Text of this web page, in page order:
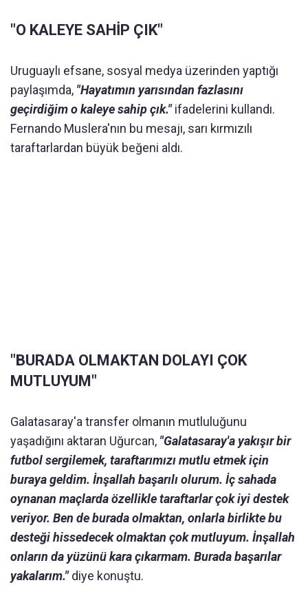
"O KALEYE SAHİP ÇIK"
Uruguaylı efsane, sosyal medya üzerinden yaptığı
paylaşımda, "Hayatımın yarısından fazlasını
geçirdiğim o kaleye sahip çık."ifadelerini kullandı.
Fernando Muslera'nın bu mesajı, sarı kırmızılı
taraftarlardan büyük beğeni aldı.
"BURADA OLMAKTAN DOLAYI ÇOK
MUTLUYUM"
Galatasaray'a transfer olmanın mutluluğunu
yaşadığını aktaran Uğurcan, "Galatasaray'a yakışır bir
futbol sergilemek, taraftarımızı mutlu etmek için
buraya geldim. İnşallah başarılı olurum. İç sahada
oynanan maçlarda özellikle taraftarlar çok iyi destek
veriyor. Ben de burada olmaktan, onlarla birlikte bu
desteği hissedecek olmaktan çok mutluyum. İnşallah
onların da yüzünü kara çıkarmam. Burada başarılar
yakalarım."diye konuştu.